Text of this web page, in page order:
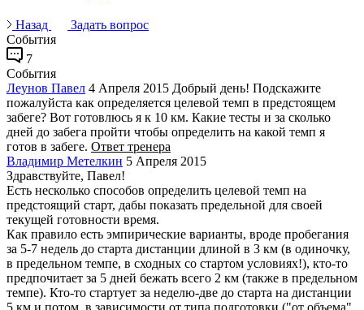
Назад
Задать вопрос
События
7
События
Леунов Павел 4 Апреля 2015 Добрый день! Подскажите
пожалуйста как определяется целевой темп в предстоящем
забеге? Вот готовлюсь я к 10 км. Какие тесты и за сколько
дней до забега пройти чтобы определить на какой темп я
готов в забеге. Ответ тренера
Владимир Метелкин 5 Апреля 2015
Здравствуйте, Павел!
Есть несколько способов определить целевой темп на
предстоящий старт, дабы показать предельной для своей
текущей готовности время.
Как правило есть эмпирические варианты, вроде пробегания
за 5-7 недель до старта дистанции длиной в 3 км (в одиночку,
в предельном темпе, в сходных со стартом условиях!), кто-то
предпочитает за 5 дней бежать всего 2 км (также в предельном
темпе). Кто-то стартует за неделю-две до старта на дистанции
5 км и потом, в зависимости от типа подготовки ("от объема"